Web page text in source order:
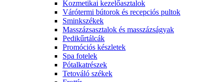
Kozmetikai kezelőasztalok
Várótermi bútorok és recepciós pultok
Sminkszékek
Masszázsasztalok és masszázságyak
Pedikűrtálcák
Promóciós készletek
Spa fotelek
Pótalkatrészek
Tetováló székek